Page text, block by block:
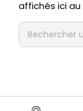
affichés ici